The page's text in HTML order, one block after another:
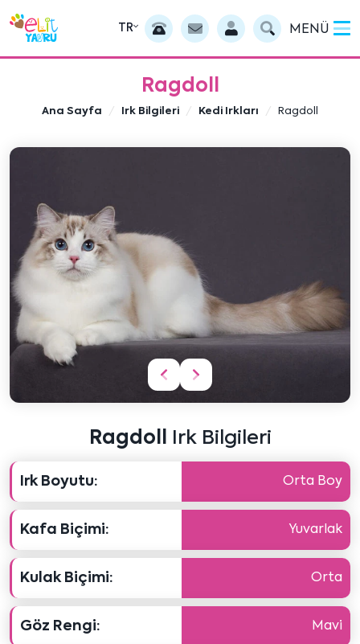
TR MENÜ
Ragdoll
Ana Sayfa Irk Bilgileri Kedi Irkları Ragdoll
Önceki
içeriği
Sonraki
içeriği
Ragdoll Irk Bilgileri
Irk Boyutu: Orta Boy
Kafa Biçimi: Yuvarlak
Kulak Biçimi: Orta
Göz Rengi: Mavi